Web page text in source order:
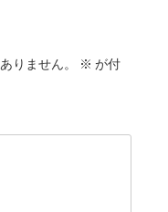
りません。 ※ が付